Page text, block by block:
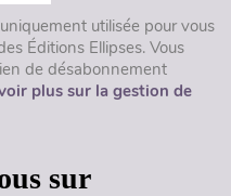
utilisée pour vous
Éditions Ellipses. Vous
de désabonnement
plus sur la gestion de
sur